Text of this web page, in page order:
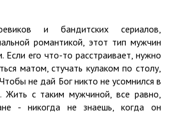
и бандитских сериалов,
романтикой, этот тип мужчин
его что-то расстраивает, нужно
матом, стучать кулаком по столу,
не дай Бог никто не усомнился в
Жить с таким мужчиной, все равно,
- никогда не знаешь, когда он